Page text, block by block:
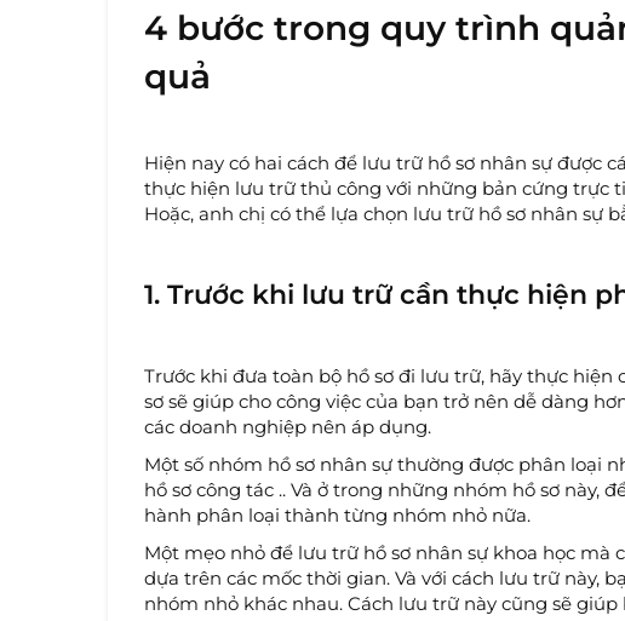
4 bước trong quy trình
quả
Hiện nay có hai cách để lưu trữ hồ sơ nhân sự được
thực hiện lưu trữ thủ công với những bản cứng trực
Hoặc, anh chị có thể lựa chọn lưu trữ hồ sơ nhân sự
1. Trước khi lưu trữ cần thực hiện
Trước khi đưa toàn bộ hồ sơ đi lưu trữ, hãy thực
sơ sẽ giúp cho công việc của bạn trở nên dễ dàng
các doanh nghiệp nên áp dụng.
Một số nhóm hồ sơ nhân sự thường được phân loại
hồ sơ công tác .. Và ở trong những nhóm hồ sơ này,
hành phân loại thành từng nhóm nhỏ nữa.
Một mẹo nhỏ để lưu trữ hồ sơ nhân sự khoa học mà
dựa trên các mốc thời gian. Và với cách lưu trữ này,
nhóm nhỏ khác nhau. Cách lưu trữ này cũng sẽ